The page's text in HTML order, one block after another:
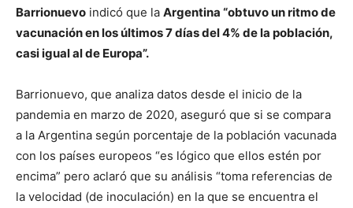
Barrionuevo indicó que la Argentina “obtuvo un ritmo de
vacunación en los últimos 7 días del 4% de la población,
casi igual al de Europa”.
Barrionuevo, que analiza datos desde el inicio de la
pandemia en marzo de 2020, aseguró que si se compara
a la Argentina según porcentaje de la población vacunada
con los países europeos “es lógico que ellos estén por
encima” pero aclaró que su análisis “toma referencias de
la velocidad (de inoculación) en la que se encuentra el